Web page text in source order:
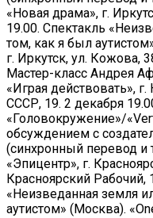
«Новая драма», г.
19.00. Спектакль
том, как я был
г. Иркутск, ул. Кожова,
Мастер-класс Андрея
«Играя действовать»,
СССР, 19. 2 декабря
«Головокружение»/
обсуждением с
(синхронный перевод и
«Эпицентр», г.
Красноярский Рабочий,
«Неизведанная земля
аутистом» (Москва).